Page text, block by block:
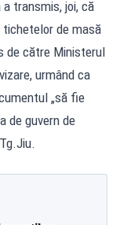
a transmis, joi, că
tichetelor de masă
de către Ministerul
urmând ca
„să fie
de guvern de